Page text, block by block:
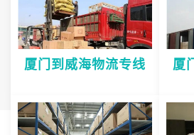
厦门到威海物流专线 厦